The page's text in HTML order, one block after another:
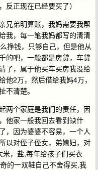
正现在已经要买了）
兄弟明算账，我妈需要我帮
我，每一笔我妈都写的清清
挣钱，只够自己，但是他从
的吧，一般都是房贷，车贷
了，属于他买车买房我没给
2万，然后借给我妈4万，
不清楚。
两个家庭是我们的责任，因
他家一般我回去看到缺什
，因为婆婆不容易，一个人
以对侄子侄女，弟媳妇，对
，盐,每年给孩子们买衣
的一双鞋自己不舍得买,我